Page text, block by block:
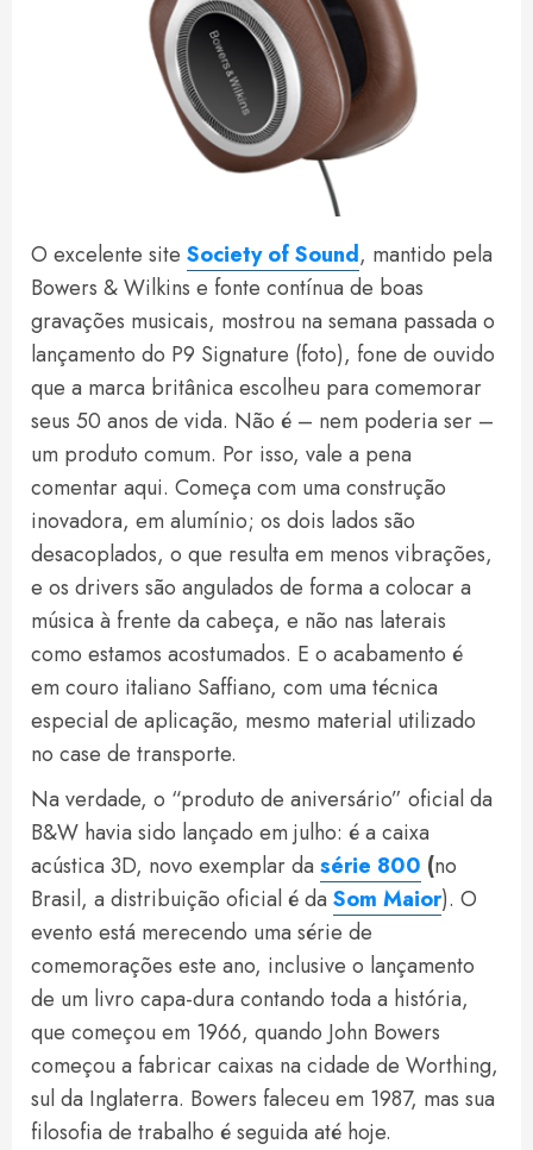
O excelente site Society of Sound, mantido pela
Bowers & Wilkins e fonte contínua de boas
gravações musicais, mostrou na semana passada o
lançamento do P9 Signature (foto), fone de ouvido
que a marca britânica escolheu para comemorar
seus 50 anos de vida. Não é – nem poderia ser –
um produto comum. Por isso, vale a pena
comentar aqui. Começa com uma construção
inovadora, em alumínio; os dois lados são
desacoplados, o que resulta em menos vibrações,
e os drivers são angulados de forma a colocar a
música à frente da cabeça, e não nas laterais
como estamos acostumados. E o acabamento é
em couro italiano Saffiano, com uma técnica
especial de aplicação, mesmo material utilizado
no case de transporte.
Na verdade, o “produto de aniversário” oficial da
B&W havia sido lançado em julho: é a caixa
acústica 3D, novo exemplar da série 800 (no
Brasil, a distribuição oficial é da Som Maior). O
evento está merecendo uma série de
comemorações este ano, inclusive o lançamento
de um livro capa-dura contando toda a história,
que começou em 1966, quando John Bowers
começou a fabricar caixas na cidade de Worthing,
sul da Inglaterra. Bowers faleceu em 1987, mas sua
filosofia de trabalho é seguida até hoje.